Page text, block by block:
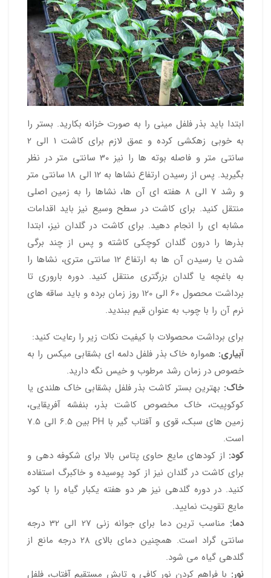
ابتدا باید بذر فلفل مینی را به صورت خزانه بکارید. بستر را
به خوبی زهکشی کرده و عمق لازم برای کاشت 1 الی 2
سانتی متر و فاصله بوته ها را نیز 30 سانتی متر در نظر
بگیرید. پس از رسیدن ارتفاع نشاها به 12 الی 18 سانتی متر
و رشد 7 الی 8 هفته ای آن ها، نشاها را به زمین اصلی
منتقل کنید. برای کاشت در سطح وسیع نیز باید اقدامات
مشابه ای را انجام دهید. برای کاشت در گلدان نیز، ابتدا
بذرها را درون گلدان کوچکی کاشته و پس از چند برگی
شدن یا رسیدن آن ها به ارتفاع 12 سانتی متری، نشاها را
به باغچه یا گلدان بزرگتری منتقل کنید. دوره باروری تا
برداشت محصول 60 الی 120 روز زمان برده و باید ساقه های
نرم آن را با چوب به عنوان قیم ببندید.
برای برداشت محصولات با کیفیت نکات زیر را رعایت کنید:
آبیاری: همواره خاک بذر فلفل دلمه ای بشقابی میکس را به
خصوص در زمان رشد مرطوب و خیس نگه دارید.
خاک: بهترین بستر کاشت بذر فلفل بشقابی خاک هلندی یا
کوکوپیت، خاک مخصوص کاشت بذر، بنفشه آفریقایی،
زمین های سبک، قوی و آفتاب گیر با PH بین 6.5 الی 7.5
است.
کود: از کودهای مایع حاوی پتاس بالا برای شکوفه دهی و
برای کاشت در گلدان نیز از کود پوسیده و خاکبرگ استفاده
کنید. در دوره گلدهی نیز هر دو هفته یکبار گیاه را با کود
مایع تقویت نمایید.
دما:
مناسب ترین دما برای جوانه زنی 27 الی 32 درجه
سانتی گراد است. همچنین دمای بالای 28 درجه مانع از
گلدهی گیاه می شود.
نور: با فراهم کردن نور کافی و تابش مستقیم آفتاب، فلفل